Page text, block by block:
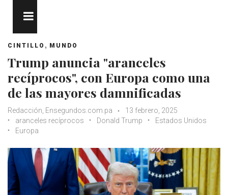
CINTILLO , MUNDO
Trump anuncia "aranceles
recíprocos", con Europa como una
de las mayores damnificadas
Redacción, Ensegundos.com.pa
13 febrero, 2025
aranceles recíprocos
Donald Trump
Estados Unidos
Europa